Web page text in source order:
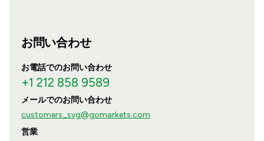
お問い合わせ
お電話でのお問い合わせ
+1 212 858 9589
メールでのお問い合わせ
customers_svg@gomarkets.com
営業